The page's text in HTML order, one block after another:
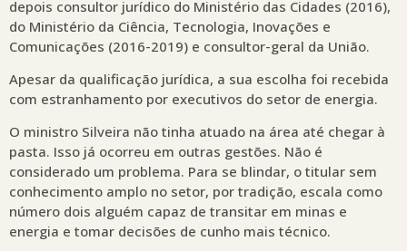
depois consultor jurídico do Ministério das Cidades (2016),
do Ministério da Ciência, Tecnologia, Inovações e
Comunicações (2016-2019) e consultor-geral da União.
Apesar da qualificação jurídica, a sua escolha foi recebida
com estranhamento por executivos do setor de energia.
O ministro Silveira não tinha atuado na área até chegar à
pasta. Isso já ocorreu em outras gestões. Não é
considerado um problema. Para se blindar, o titular sem
conhecimento amplo no setor, por tradição, escala como
número dois alguém capaz de transitar em minas e
energia e tomar decisões de cunho mais técnico.